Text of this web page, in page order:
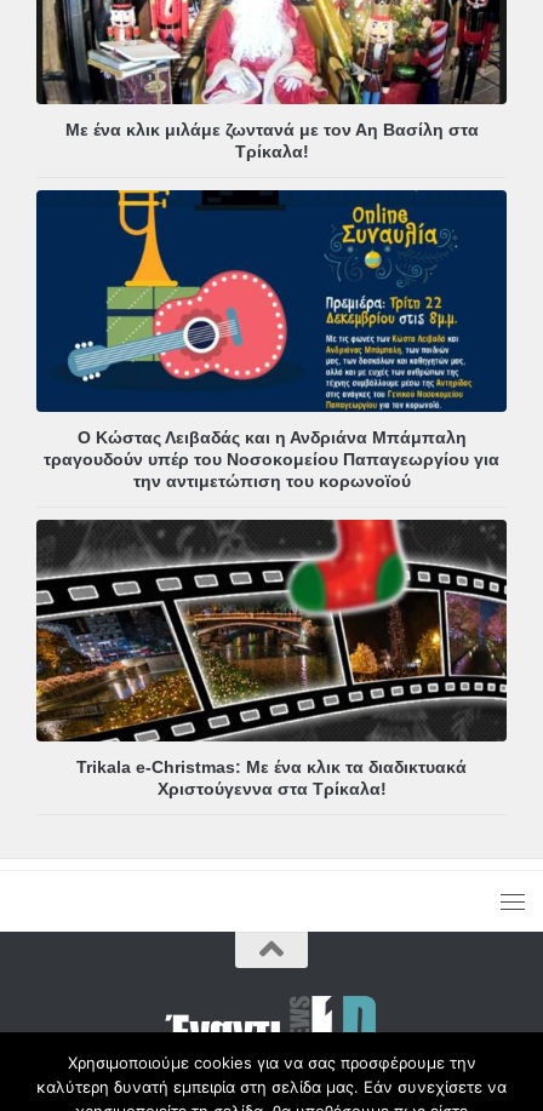
Με ένα κλικ μιλάμε ζωντανά με τον Αη Βασίλη στα
Τρίκαλα!
Ο Κώστας Λειβαδάς και η Ανδριάνα Μπάμπαλη
τραγουδούν υπέρ του Νοσοκομείου Παπαγεωργίου για
την αντιμετώπιση του κορωνοϊού
Trikala e-Christmas: Με ένα κλικ τα διαδικτυακά
Χριστούγεννα στα Τρίκαλα!
Copyright © Radio1d.gr 2012-2017 |
Χρησιμοποιούμε cookies για να σας προσφέρουμε την
καλύτερη δυνατή εμπειρία στη σελίδα μας. Εάν συνεχίσετε να